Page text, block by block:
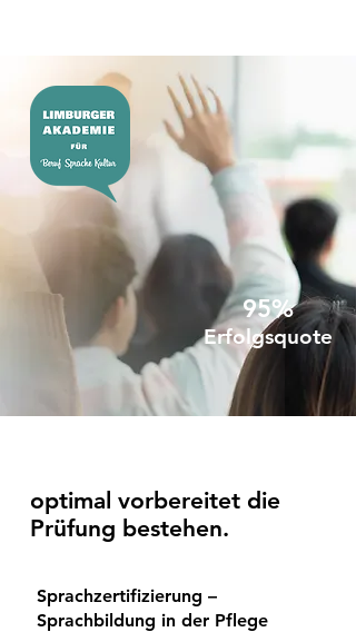
95%
Erfolgsquote
Sprachzertifizierung –
Sprachbildung in der Pflege
optimal vorbereitet die
Prüfung bestehen.